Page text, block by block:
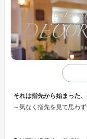
それは指先から始まった